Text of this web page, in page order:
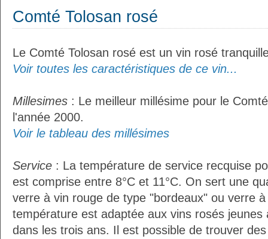
Comté Tolosan rosé
Le Comté Tolosan rosé est un vin rosé
Voir toutes les caractéristiques de ce vin...
Millesimes : Le meilleur millésime pour le
l'année 2000.
Voir le tableau des millésimes
Service : La température de service recquise
est comprise entre 8°C et 11°C. On sert une
verre à vin rouge de type "bordeaux" ou verre
température est adaptée aux vins rosés jeunes
dans les trois ans. Il est possible de trouver